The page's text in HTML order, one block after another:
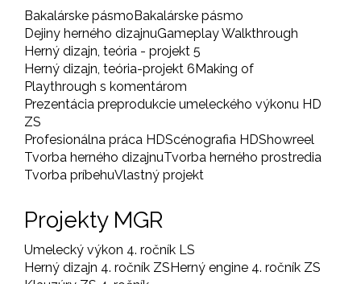
Bakalárske pásmoBakalárske pásmo
Dejiny herného dizajnuGameplay Walkthrough
Herný dizajn, teória - projekt 5
Herný dizajn, teória-projekt 6Making of
Playthrough s komentárom
Prezentácia preprodukcie umeleckého výkonu HD
ZS
Profesionálna práca HDScénografia HDShowreel
Tvorba herného dizajnuTvorba herného prostredia
Tvorba príbehuVlastný projekt
Projekty MGR
Umelecký výkon 4. ročník LS
Herný dizajn 4. ročník ZSHerný engine 4. ročník ZS